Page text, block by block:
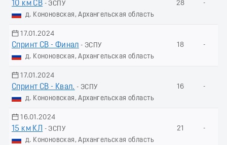
10 км СВ - ЭСПУ
д. Кононовская, Архангельская область
28 -
17.01.2024
Спринт СВ - Финал - ЭСПУ
д. Кононовская, Архангельская область
18 -
17.01.2024
Спринт СВ - Квал. - ЭСПУ
д. Кононовская, Архангельская область
16 -
16.01.2024
15 км КЛ
- ЭСПУ
д. Кононовская, Архангельская область
21 -